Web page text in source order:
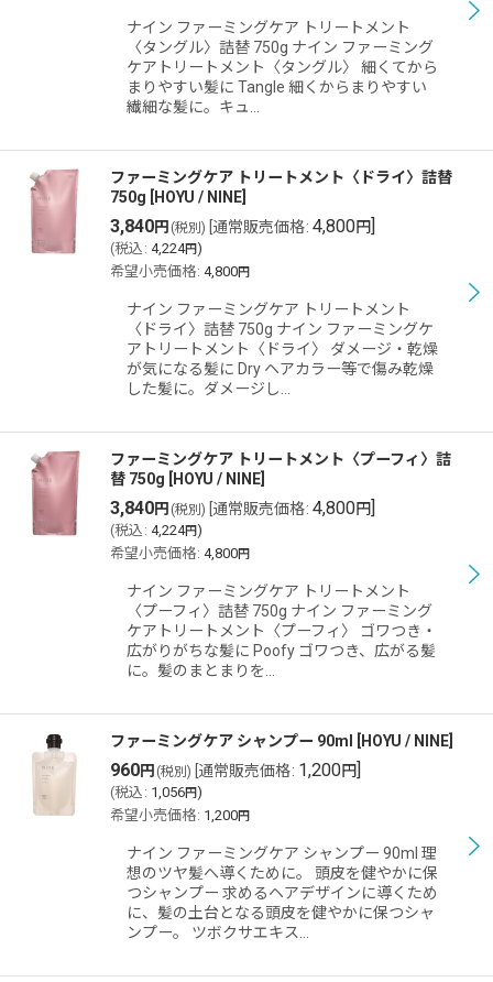
ナイン ファーミングケア トリートメント
〈タングル〉詰替 750g ナイン ファーミング
ケアトリートメント〈タングル〉 細くてから
まりやすい髪に Tangle 細くからまりやすい
繊細な髪に。キュ…
ファーミングケア トリートメント〈ドライ〉詰替
750g
HOYU / NINE
3,840円 (税別) 通常販売価格: 4,800円]
(税込 : 4,224円)
希望小売価格: 4,800円
ナイン ファーミングケア トリートメント
〈ドライ〉詰替 750g ナイン ファーミングケ
アトリートメント〈ドライ〉 ダメージ・乾燥
が気になる髪に Dry ヘアカラー等で傷み乾燥
した髪に。ダメージし…
ファーミングケア トリートメント〈プーフィ〉詰
替 750g
HOYU / NINE
3,840円 (税別) 通常販売価格: 4,800円]
(税込 : 4,224円)
希望小売価格: 4,800円
ナイン ファーミングケア トリートメント
〈プーフィ〉詰替 750g ナイン ファーミング
ケアトリートメント〈プーフィ〉 ゴワつき・
広がりがちな髪に Poofy ゴワつき、広がる髪
に。髪のまとまりを…
ファーミングケア シャンプー 90ml HOYU / NINE
960円 (税別) 通常販売価格: 1,200円]
(税込 : 1,056円)
希望小売価格: 1,200円
ナイン ファーミングケア シャンプー 90ml 理
想のツヤ髪へ導くために。 頭皮を健やかに保
つシャンプー 求めるヘアデザインに導くため
に、髪の土台となる頭皮を健やかに保つシャ
ンプー。 ツボクサエキス…